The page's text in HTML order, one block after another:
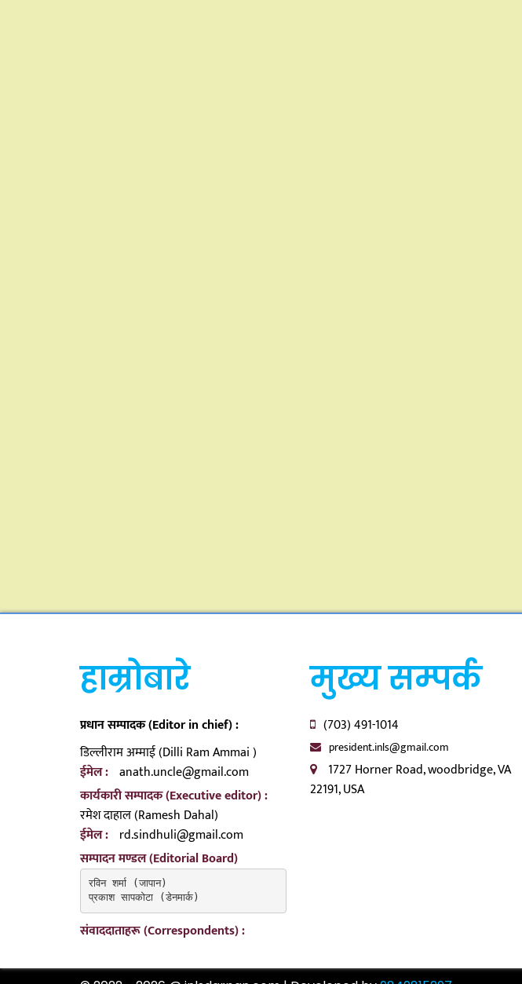
हाम्रोबारे
प्रधान सम्पादक (Editor in chief) :
डिल्लीराम अम्माई (Dilli Ram Ammai )
ईमेल : anath.uncle@gmail.com
कार्यकारी सम्पादक (Executive editor) :
रमेश दाहाल (Ramesh Dahal)
ईमेल : rd.sindhuli@gmail.com
सम्पादन मण्डल (Editorial Board)
रविन शर्मा (जापान)
प्रकाश सापकोटा (डेनमार्क)
संवाददाताहरू (Correspondents) :
मुख्य सम्पर्क
(703) 491-1014
president.inls@gmail.com
1727 Horner Road, woodbridge, VA
22191, USA